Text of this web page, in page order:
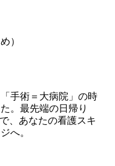
）
「手術＝大病院」の時
。最先端の日帰り
、あなたの看護スキ
へ。